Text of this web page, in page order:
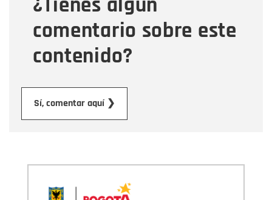
comentario sobre este
contenido?
Sí, comentar aquí ❯